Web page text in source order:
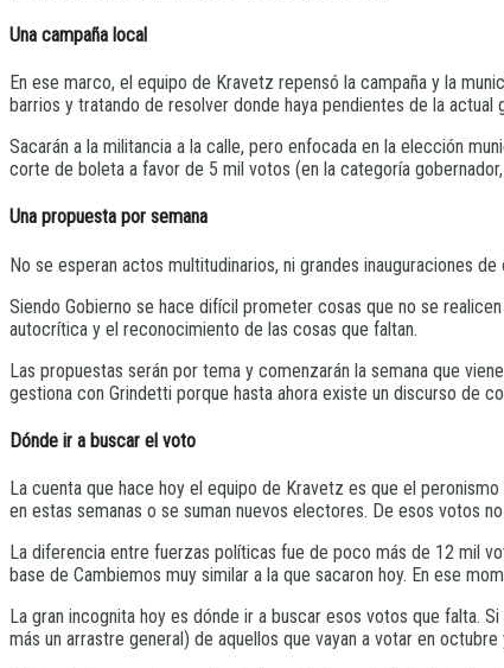
Una campaña local
En ese marco, el equipo de Kravetz repensó la campaña y la
barrios y tratando de resolver donde haya pendientes de la actual
Sacarán a la militancia a la calle, pero enfocada en la elección
corte de boleta a favor de 5 mil votos (en la categoría
Una propuesta por semana
No se esperan actos multitudinarios, ni grandes inauguraciones
Siendo Gobierno se hace difícil prometer cosas que no se
autocrítica y el reconocimiento de las cosas que faltan.
Las propuestas serán por tema y comenzarán la semana que
gestiona con Grindetti porque hasta ahora existe un discurso de
Dónde ir a buscar el voto
La cuenta que hace hoy el equipo de Kravetz es que el
en estas semanas o se suman nuevos electores. De esos votos
La diferencia entre fuerzas políticas fue de poco más de 12 mil
base de Cambiemos muy similar a la que sacaron hoy. En ese
La gran incognita hoy es dónde ir a buscar esos votos que falta.
más un arrastre general) de aquellos que vayan a votar en